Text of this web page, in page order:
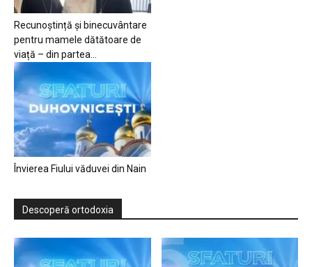
Recunoștință și binecuvântare
pentru mamele dătătoare de
viață – din partea...
Învierea Fiului văduvei din Nain
Descoperă ortodoxia